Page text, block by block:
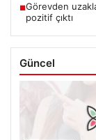
■Görevden
pozitif çıktı
Güncel